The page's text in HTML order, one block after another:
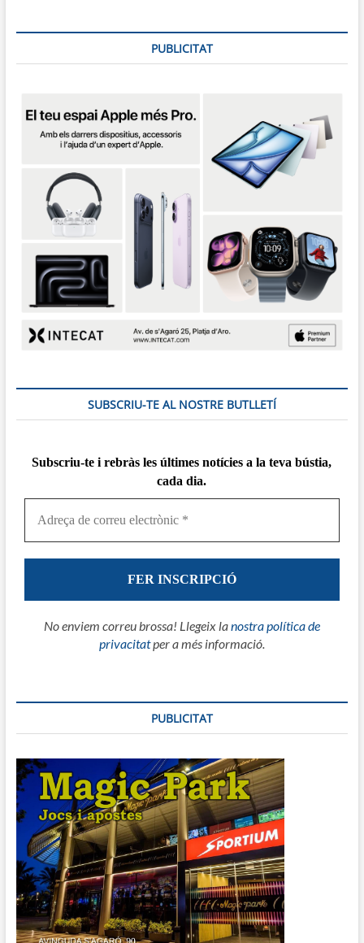
PUBLICITAT
SUBSCRIU-TE AL NOSTRE BUTLLETÍ
Subscriu-te i rebràs lesúltimes notícies a la teva bústia,
cada dia.
No enviem correu brossa! Llegeix lanostra política de
privacitatper a més informació.
PUBLICITAT